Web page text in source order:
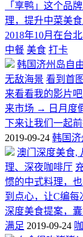
「享鸭」这个品
理，提升中菜美
2018年10月在台
中餐 美食 打卡
韩国济州岛自
无敌海景 看到首
来看看我的影片
来市场 → 日月度
下来让我们一起
2019-09-24 韩国济
澳门深度美食,
理、深夜咖啡厅
惯的中式料理，
到点心，让C编每
深度美食提案，
满足 2019-09-24